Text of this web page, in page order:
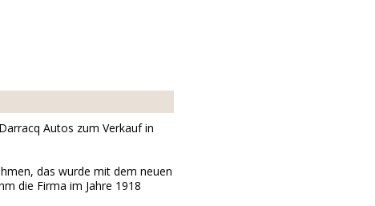
Autos zum Verkauf in
das wurde mit dem neuen
die Firma im Jahre 1918